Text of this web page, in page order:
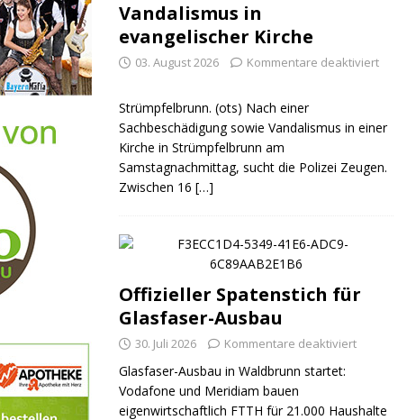
Vandalismus in
evangelischer Kirche
03. August 2026 Kommentare deaktiviert
Strümpfelbrunn. (ots) Nach einer
Sachbeschädigung sowie Vandalismus in einer
Kirche in Strümpfelbrunn am
Samstagnachmittag, sucht die Polizei Zeugen.
Zwischen 16 […]
Offizieller Spatenstich für
Glasfaser-Ausbau
30. Juli 2026 Kommentare deaktiviert
Glasfaser-Ausbau in Waldbrunn startet:
Vodafone und Meridiam bauen
eigenwirtschaftlich FTTH für 21.000 Haushalte